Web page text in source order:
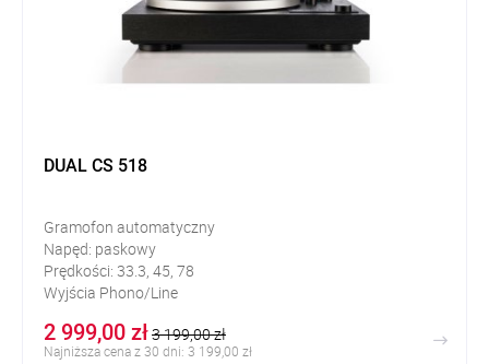
DUAL CS 518
Gramofon automatyczny
Napęd: paskowy
Prędkości: 33.3, 45, 78
Wyjścia Phono/Line
2 999,00 zł3 199,00 zł
Najniższa cena z 30 dni: 3 199,00 zł